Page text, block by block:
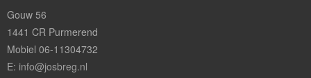
Gouw 56
1441 CR Purmerend
Mobiel 06-11304732
E: info@josbreg.nl